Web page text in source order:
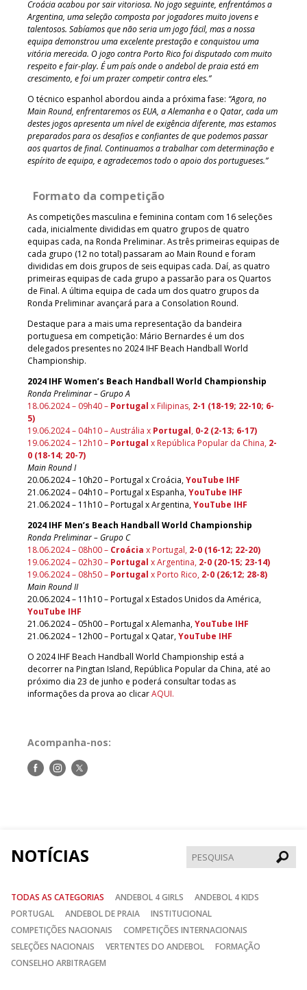
Croácia acabou por sair vitoriosa. No jogo seguinte, enfrentámos a
Argentina, uma seleção composta por jogadores muito jovens e
talentosos. Sabíamos que não seria um jogo fácil, mas a nossa
equipa demonstrou uma excelente prestação e conquistou uma
vitória merecida. O jogo contra Porto Rico foi disputado com muito
respeito e fair-play. É um país onde o andebol de praia está em
crescimento, e foi um prazer competir contra eles.”
O técnico espanhol abordou ainda a próxima fase: “Agora, no
Main Round, enfrentaremos os EUA, a Alemanha e o Qatar, cada um
destes jogos apresenta um nível de exigência diferente, mas estamos
preparados para os desafios e confiantes de que podemos passar
aos quartos de final. Continuamos a trabalhar com determinação e
espírito de equipa, e agradecemos todo o apoio dos portugueses.”
Formato da competição
As competições masculina e feminina contam com 16 seleções
cada, inicialmente divididas em quatro grupos de quatro
equipas cada, na Ronda Preliminar. As três primeiras equipas de
cada grupo (12 no total) passaram ao Main Round e foram
divididas em dois grupos de seis equipas cada. Daí, as quatro
primeiras equipas de cada grupo a passarão para os Quartos
de Final. A última equipa de cada um dos quatro grupos da
Ronda Preliminar avançará para a Consolation Round.
Destaque para a mais uma representação da bandeira
portuguesa em competição: Mário Bernardes é um dos
delegados presentes no 2024 IHF Beach Handball World
Championship.
2024 IHF Women’s Beach Handball World Championship
Ronda Preliminar – Grupo A
18.06.2024 – 09h40 – Portugal x Filipinas, 2-1 (18-19; 22-10; 6-
5)
19.06.2024 – 04h10 – Austrália x Portugal, 0-2 (2-13; 6-17)
19.06.2024 – 12h10 – Portugal x República Popular da China, 2-
0 (18-14; 20-7)
Main Round I
20.06.2024 – 10h20 – Portugal x Croácia,YouTube IHF
21.06.2024 – 04h10 – Portugal x Espanha,YouTube IHF
21.06.2024 – 11h10 – Portugal x Argentina,YouTube IHF
2024 IHF Men’s Beach Handball World Championship
Ronda Preliminar – Grupo C
18.06.2024 – 08h00 – Croácia x Portugal, 2-0 (16-12; 22-20)
19.06.2024 – 02h30 – Portugal x Argentina, 2-0 (20-15; 23-14)
19.06.2024 – 08h50 – Portugal x Porto Rico, 2-0 (26;12; 28-8)
Main Round II
20.06.2024 – 11h10 – Portugal x Estados Unidos da América,
YouTube IHF
21.06.2024 – 05h00 – Portugal x Alemanha,YouTube IHF
21.06.2024 – 12h00 – Portugal x Qatar,YouTube IHF
O 2024 IHF Beach Handball World Championship está a
decorrer na Pingtan Island, República Popular da China, até ao
próximo dia 23 de junho e poderá consultar todas as
informações da prova ao clicarAQUI.
Acompanha-nos:
Siga-Siga-Siga-
NOTÍCIAS
TODAS AS CATEGORIAS ANDEBOL 4 GIRLS
ANDEBOL 4 KIDS
PORTUGAL
ANDEBOL DE PRAIA
INSTITUCIONAL
COMPETIÇÕES NACIONAIS
COMPETIÇÕES INTERNACIONAIS
SELEÇÕES NACIONAIS
VERTENTES DO ANDEBOL
FORMAÇÃO
CONSELHO ARBITRAGEM